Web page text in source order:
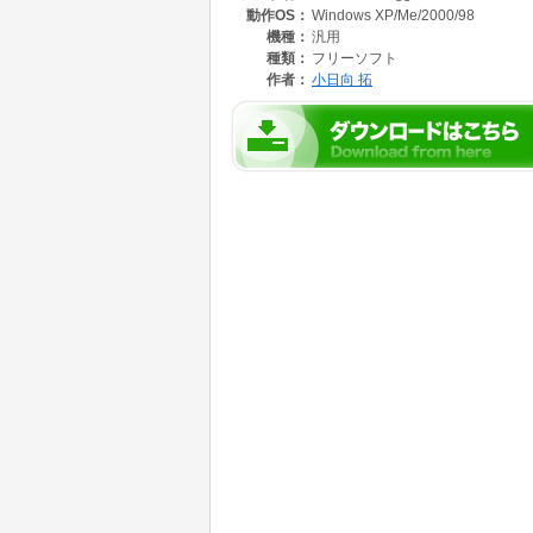
ケージ」がコンピュータにインストールされ
様より無料でダウンロードできますので、そ
動作OS： Windows XP/Me/2000/98
機種： 汎用
種類： フリーソフト
作者： 小日向 拓